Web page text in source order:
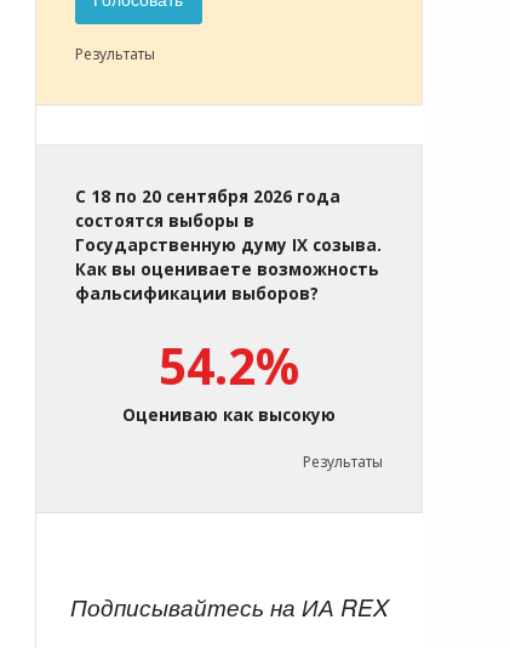
Результаты
С 18 по 20 сентября 2026 года
состоятся выборы в
Государственную думу IX созыва.
Как вы оцениваете возможность
фальсификации выборов?
54.2%
Оцениваю как высокую
Результаты
Подписывайтесь на ИА REX